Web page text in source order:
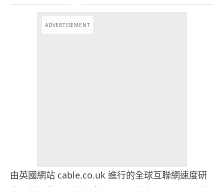
ADVERTISEMENT
由英國網站 cable.co.uk 進行的全球互聯網速度研